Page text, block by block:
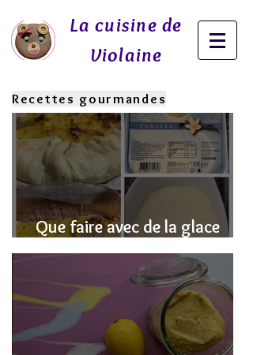
La cuisine de
Violaine
Recettes gourmandes
Que faire avec de la glace
fondue? J'ai la SOLUTION!